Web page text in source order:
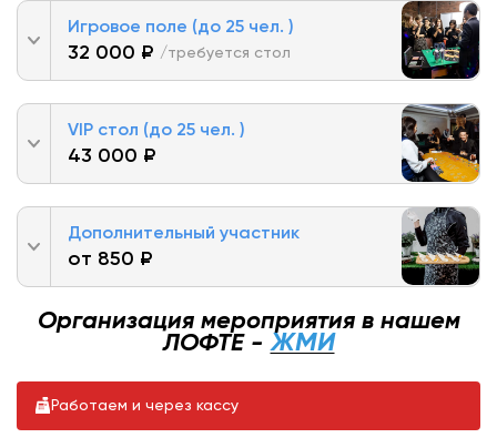
Игровое поле (до 25 чел. )
32 000 ₽ /требуется стол
VIP стол (до 25 чел. )
43 000 ₽
Дополнительный участник
от 850 ₽
Организация мероприятия в нашем
ЛОФТЕ - ЖМИ
Работаем и через кассу